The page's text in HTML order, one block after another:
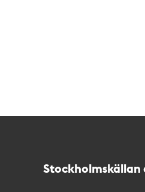
Stockholmskällan